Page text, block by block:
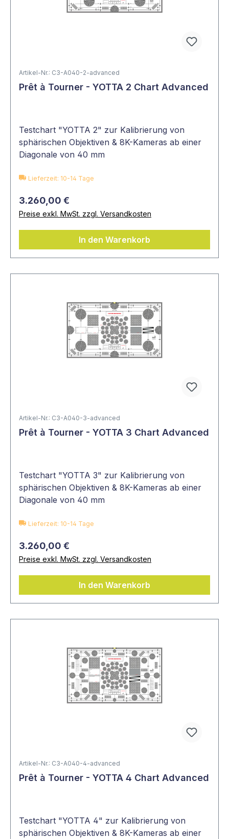
Artikel-Nr.: C3-A040-2-advanced
Prêt à Tourner - YOTTA 2 Chart Advanced
Testchart "YOTTA 2" zur Kalibrierung von
sphärischen Objektiven & 8K-Kameras ab einer
Diagonale von 40 mm
Lieferzeit: 10-14 Tage
3.260,00 €
Preise exkl. MwSt. zzgl. Versandkosten
In den Warenkorb
Artikel-Nr.: C3-A040-3-advanced
Prêt à Tourner - YOTTA 3 Chart Advanced
Testchart "YOTTA 3" zur Kalibrierung von
sphärischen Objektiven & 8K-Kameras ab einer
Diagonale von 40 mm
Lieferzeit: 10-14 Tage
3.260,00 €
Preise exkl. MwSt. zzgl. Versandkosten
In den Warenkorb
Artikel-Nr.: C3-A040-4-advanced
Prêt à Tourner - YOTTA 4 Chart Advanced
Testchart "YOTTA 4" zur Kalibrierung von
sphärischen Objektiven & 8K-Kameras ab einer